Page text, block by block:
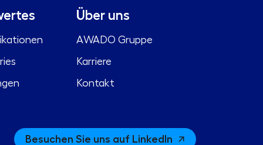
Über uns
AWADO Gruppe
Karriere
Kontakt
Besuchen Sie uns auf LinkedIn